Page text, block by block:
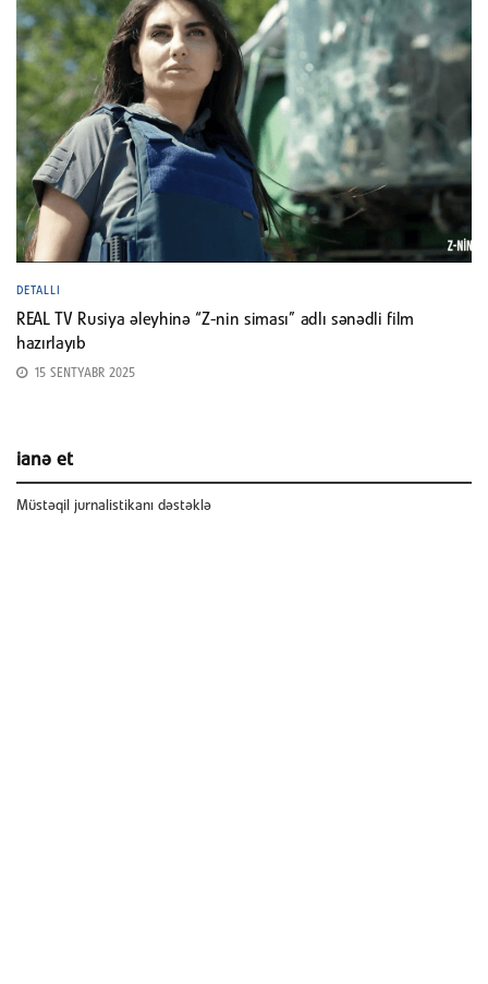
DETALLI
REAL TV Rusiya əleyhinə “Z-nin siması” adlı sənədli film
hazırlayıb
15 SENTYABR 2025
ianə et
Müstəqil jurnalistikanı dəstəklə